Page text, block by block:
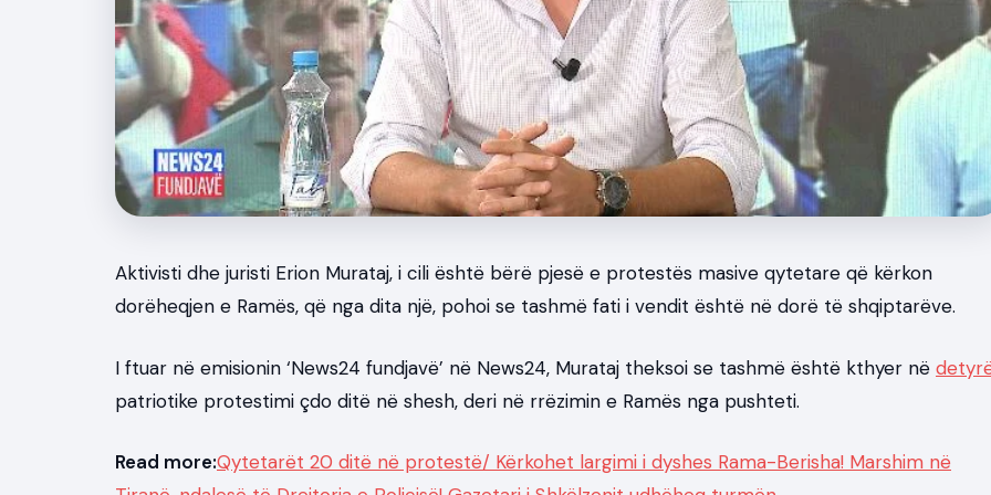
Aktivisti dhe juristi Erion Murataj, i cili është bërë pjesë e protestës masive qytetare që kërkon
dorëheqjen e Ramës, që nga dita një, pohoi se tashmë fati i vendit është në dorë të shqiptarëve.
I ftuar në emisionin ‘News24 fundjavë’ në News24, Murataj theksoi se tashmë është kthyer në
patriotike protestimi çdo ditë në shesh, deri në rrëzimin e Ramës nga pushteti.
Read more:Qytetarët 20 ditë në protestë/ Kërkohet largimi i dyshes Rama-Berisha! Marshim në